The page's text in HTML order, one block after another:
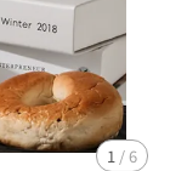
1 /6